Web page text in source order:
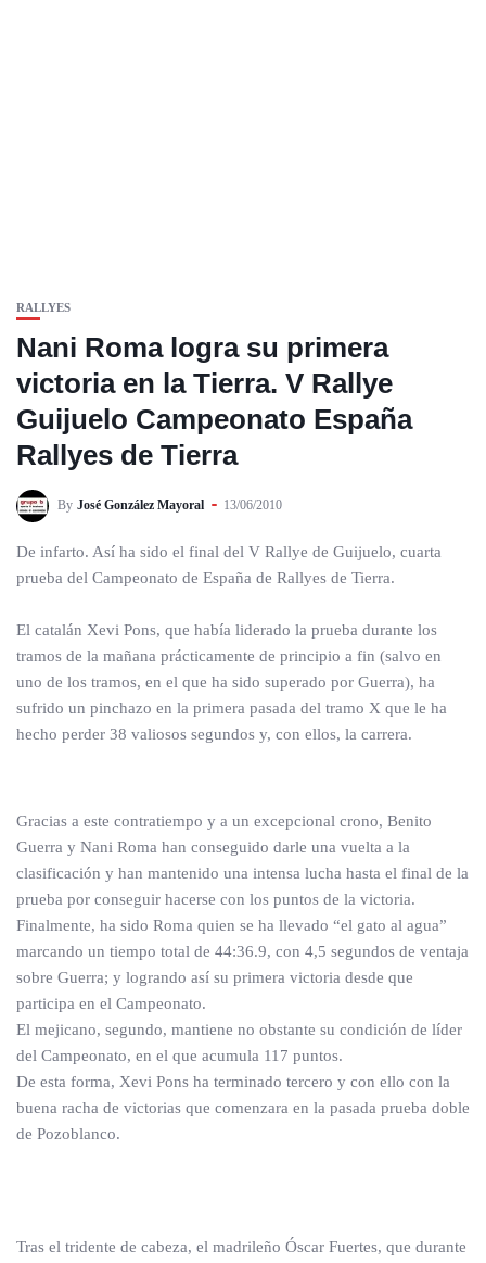
RALLYES
Nani Roma logra su primera
victoria en la Tierra. V Rallye
Guijuelo Campeonato España
Rallyes de Tierra
By José González Mayoral 13/06/2010
De infarto. Así ha sido el final del V Rallye de Guijuelo, cuarta
prueba del Campeonato de España de Rallyes de Tierra.
El catalán Xevi Pons, que había liderado la prueba durante los
tramos de la mañana prácticamente de principio a fin (salvo en
uno de los tramos, en el que ha sido superado por Guerra), ha
sufrido un pinchazo en la primera pasada del tramo X que le ha
hecho perder 38 valiosos segundos y, con ellos, la carrera.
Gracias a este contratiempo y a un excepcional crono, Benito
Guerra y Nani Roma han conseguido darle una vuelta a la
clasificación y han mantenido una intensa lucha hasta el final de la
prueba por conseguir hacerse con los puntos de la victoria.
Finalmente, ha sido Roma quien se ha llevado “el gato al agua”
marcando un tiempo total de 44:36.9, con 4,5 segundos de ventaja
sobre Guerra; y logrando así su primera victoria desde que
participa en el Campeonato.
El mejicano, segundo, mantiene no obstante su condición de líder
del Campeonato, en el que acumula 117 puntos.
De esta forma, Xevi Pons ha terminado tercero y con ello con la
buena racha de victorias que comenzara en la pasada prueba doble
de Pozoblanco.
Tras el tridente de cabeza, el madrileño Óscar Fuertes, que durante